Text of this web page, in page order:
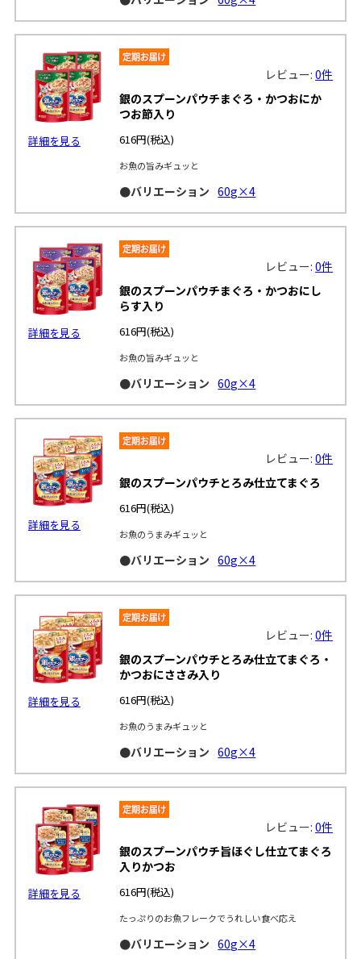
詳細を見る
レビュー:0件
銀のスプーンパウチまぐろ・かつおにか
つお節入り
616円(税込)
お魚の旨みギュッと
●バリエーション 60g×4
詳細を見る
レビュー:0件
銀のスプーンパウチまぐろ・かつおにし
らす入り
616円(税込)
お魚の旨みギュッと
●バリエーション 60g×4
詳細を見る
レビュー:0件
銀のスプーンパウチとろみ仕立てまぐろ
616円(税込)
お魚のうまみギュッと
●バリエーション 60g×4
詳細を見る
レビュー:0件
銀のスプーンパウチとろみ仕立てまぐろ・
かつおにささみ入り
616円(税込)
お魚のうまみギュッと
●バリエーション 60g×4
詳細を見る
レビュー:0件
銀のスプーンパウチ旨ほぐし仕立てまぐろ
入りかつお
616円(税込)
たっぷりのお魚フレークでうれしい食べ応え
●バリエーション 60g×4